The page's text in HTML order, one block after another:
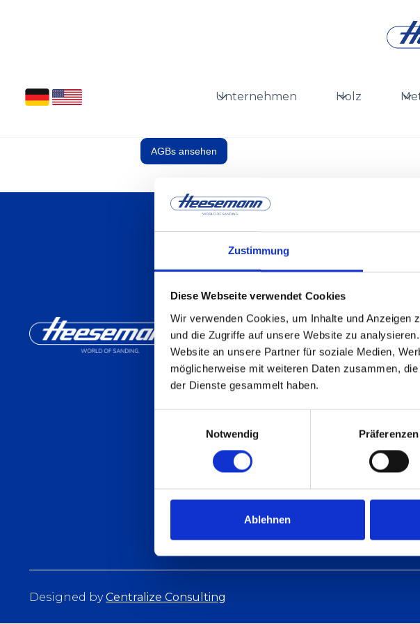
Zustimmung
Diese Webseite verwendet Cookies
Wir verwenden Cookies, um Inhalte und Anzeigen
und die Zugriffe auf unsere Website zu
Website an unsere Partner für soziale Medien,
möglicherweise mit weiteren Daten zusammen,
der Dienste gesammelt haben.
Notwendig
Präferenzen
Ablehnen
Unternehmen Holz
AGBs ansehen
Kontakt
Telefon
+49 5731 188-0
E-Mail
Reuterstraße 15
32547 Bad
Designed byCentralize Consulting